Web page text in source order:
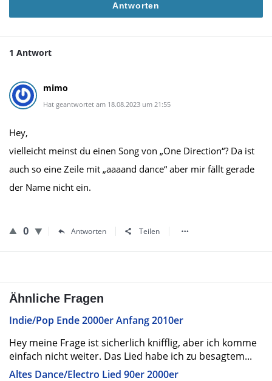
Antworten
1 Antwort
mimo
Hat geantwortet am 18.08.2023 um 21:55
Hey,
vielleicht meinst du einen Song von „One Direction“? Da ist
auch so eine Zeile mit „aaaand dance“ aber mir fällt gerade
der Name nicht ein.
0 Antworten Teilen
Ähnliche Fragen
Indie/Pop Ende 2000er Anfang 2010er
Hey meine Frage ist sicherlich knifflig, aber ich komme
einfach nicht weiter. Das Lied habe ich zu besagtem...
Altes Dance/Electro Lied 90er 2000er